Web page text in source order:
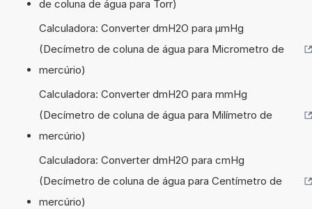
de coluna de água para Torr)
Calculadora: Converter dmH2O para µmHg
(Decímetro de coluna de água para Micrometro de
mercúrio)
Calculadora: Converter dmH2O para mmHg
(Decímetro de coluna de água para Milímetro de
mercúrio)
Calculadora: Converter dmH2O para cmHg
(Decímetro de coluna de água para Centímetro de
mercúrio)